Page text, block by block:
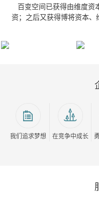
百变空间已获得由维度资
资；之后又获得博将资本
我们追求梦想 在竞争中成长